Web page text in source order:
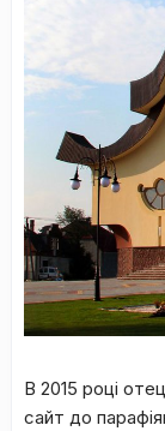
В 2015 році
сайт до